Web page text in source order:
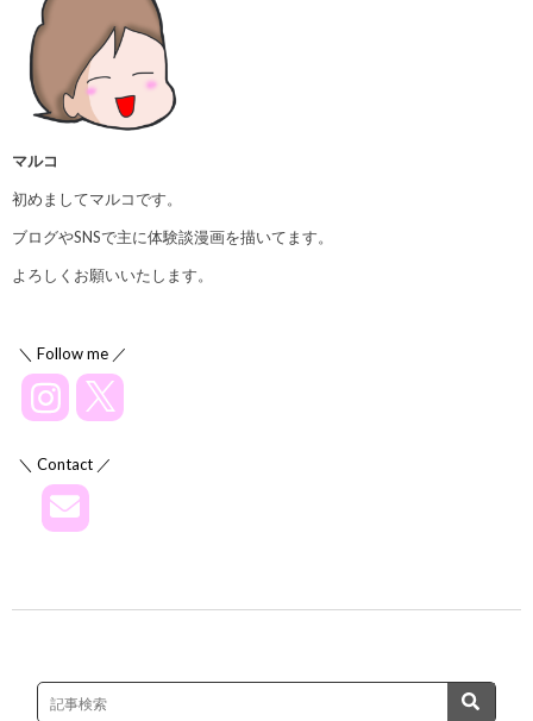
マルコ
初めましてマルコです。
ブログやSNSで主に体験談漫画を描いてます。
よろしくお願いいたします。
＼ Follow me ／
＼ Contact ／